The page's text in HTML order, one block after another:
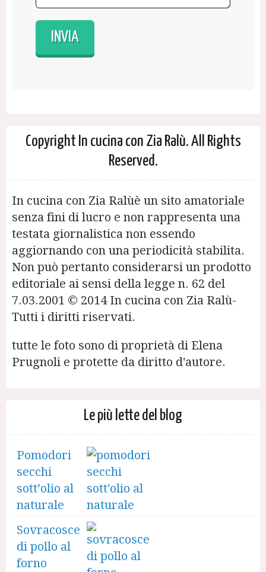
Copyright In cucina con Zia Ralù. All Rights
Reserved.
In cucina con Zia Ralùè un sito amatoriale
senza fini di lucro e non rappresenta una
testata giornalistica non essendo
aggiornando con una periodicità stabilita.
Non può pertanto considerarsi un prodotto
editoriale ai sensi della legge n. 62 del
7.03.2001 © 2014 In cucina con Zia Ralù-
Tutti i diritti riservati.
tutte le foto sono di proprietà di Elena
Prugnoli e protette da diritto d'autore.
Le più lette del blog
Pomodori
secchi
sott’olio al
naturale
Sovracosce
di pollo al
forno